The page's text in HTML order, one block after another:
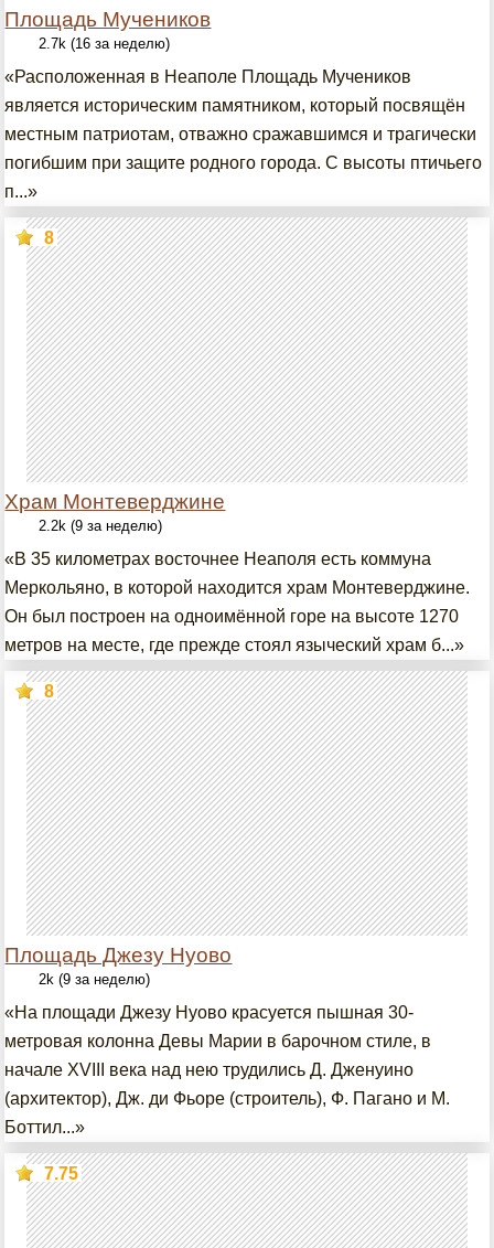
Площадь Мучеников
2.7k (16 за неделю)
«Расположенная в Неаполе Площадь Мучеников
является историческим памятником, который посвящён
местным патриотам, отважно сражавшимся и трагически
погибшим при защите родного города. С высоты птичьего
п...»
Храм Монтеверджине
8
2.2k (9 за неделю)
«В 35 километрах восточнее Неаполя есть коммуна
Меркольяно, в которой находится храм Монтеверджине.
Он был построен на одноимённой горе на высоте 1270
метров на месте, где прежде стоял языческий храм б...»
Площадь Джезу Нуово
8
2k (9 за неделю)
«На площади Джезу Нуово красуется пышная 30-
метровая колонна Девы Марии в барочном стиле, в
начале XVIII века над нею трудились Д. Дженуино
(архитектор), Дж. ди Фьоре (строитель), Ф. Пагано и М.
Боттил...»
7.75